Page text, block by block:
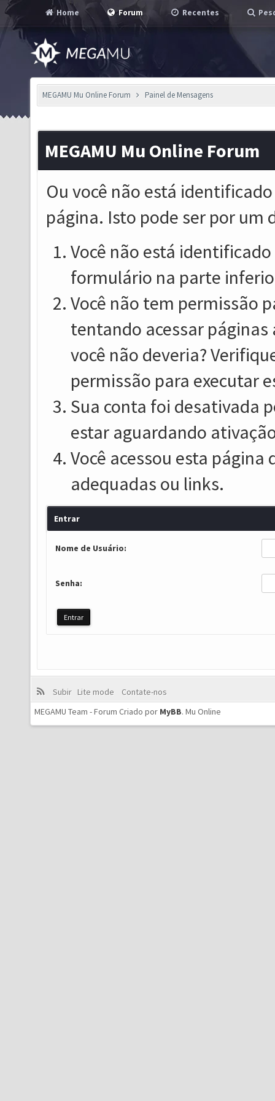
Home Forum Recentes
MEGAMU Mu Online Forum Painel de Mensagens
MEGAMU Mu Online Forum
Ou você não está
página. Isto pode ser por um
Você não está
formulário na parte
Você não tem permissão
tentando acessar
você não deveria?
permissão para executar
Sua conta foi desativada
estar aguardando
Você acessou esta
adequadas ou links.
Entrar
Nome de Usuário:
Senha:
Subir Lite mode
Contate-nos
MEGAMU Team - Forum Criado por MyBB. Mu Online